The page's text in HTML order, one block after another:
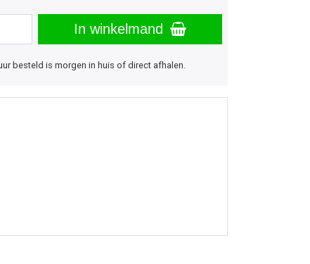
In winkelmand
besteld is morgen in huis of direct afhalen.